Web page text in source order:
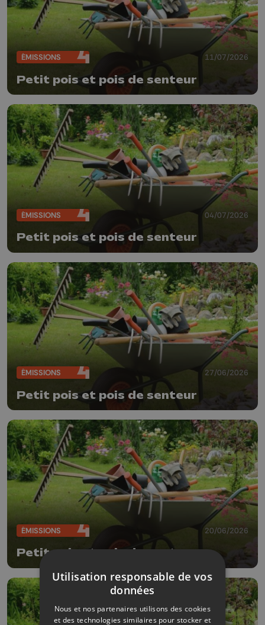
ÉMISSIONS 11/07/2026
Petit pois et pois de senteur
ÉMISSIONS 04/07/2026
Petit pois et pois de senteur
ÉMISSIONS 27/06/2026
Petit pois et pois de senteur
ÉMISSIONS 20/06/2026
Petit pois et pois de senteur
Utilisation responsable de vos
données
Nous et nos partenaires utilisons des cookies
et des technologies similaires pour stocker et